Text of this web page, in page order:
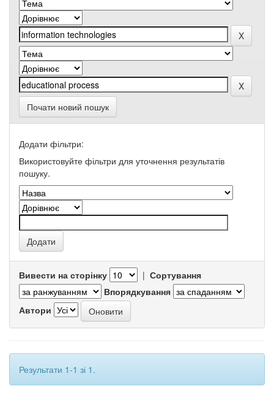
Почати новий пошук
Додати фільтри:
Використовуйте фільтри для уточнення результатів
пошуку.
Вивести на сторінку | Сортування
Впорядкування
Автори
Результати 1-1 зі 1.